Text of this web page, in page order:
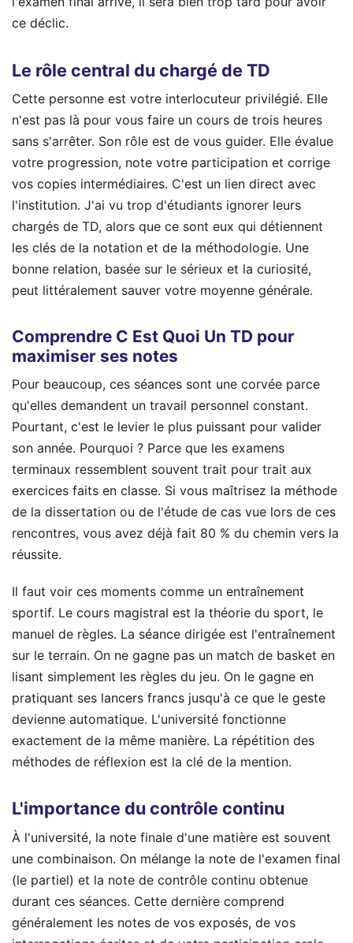
ce déclic.
Le rôle central du chargé de TD
Cette personne est votre interlocuteur privilégié. Elle
n'est pas là pour vous faire un cours de trois heures
sans s'arrêter. Son rôle est de vous guider. Elle évalue
votre progression, note votre participation et corrige
vos copies intermédiaires. C'est un lien direct avec
l'institution. J'ai vu trop d'étudiants ignorer leurs
chargés de TD, alors que ce sont eux qui détiennent
les clés de la notation et de la méthodologie. Une
bonne relation, basée sur le sérieux et la curiosité,
peut littéralement sauver votre moyenne générale.
Comprendre C Est Quoi Un TD pour
maximiser ses notes
Pour beaucoup, ces séances sont une corvée parce
qu'elles demandent un travail personnel constant.
Pourtant, c'est le levier le plus puissant pour valider
son année. Pourquoi ? Parce que les examens
terminaux ressemblent souvent trait pour trait aux
exercices faits en classe. Si vous maîtrisez la méthode
de la dissertation ou de l'étude de cas vue lors de ces
rencontres, vous avez déjà fait 80 % du chemin vers la
réussite.
Il faut voir ces moments comme un entraînement
sportif. Le cours magistral est la théorie du sport, le
manuel de règles. La séance dirigée est l'entraînement
sur le terrain. On ne gagne pas un match de basket en
lisant simplement les règles du jeu. On le gagne en
pratiquant ses lancers francs jusqu'à ce que le geste
devienne automatique. L'université fonctionne
exactement de la même manière. La répétition des
méthodes de réflexion est la clé de la mention.
L'importance du contrôle continu
À l'université, la note finale d'une matière est souvent
une combinaison. On mélange la note de l'examen final
(le partiel) et la note de contrôle continu obtenue
durant ces séances. Cette dernière comprend
généralement les notes de vos exposés, de vos